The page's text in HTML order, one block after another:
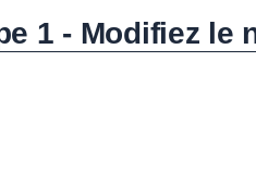
1 - Modifiez le